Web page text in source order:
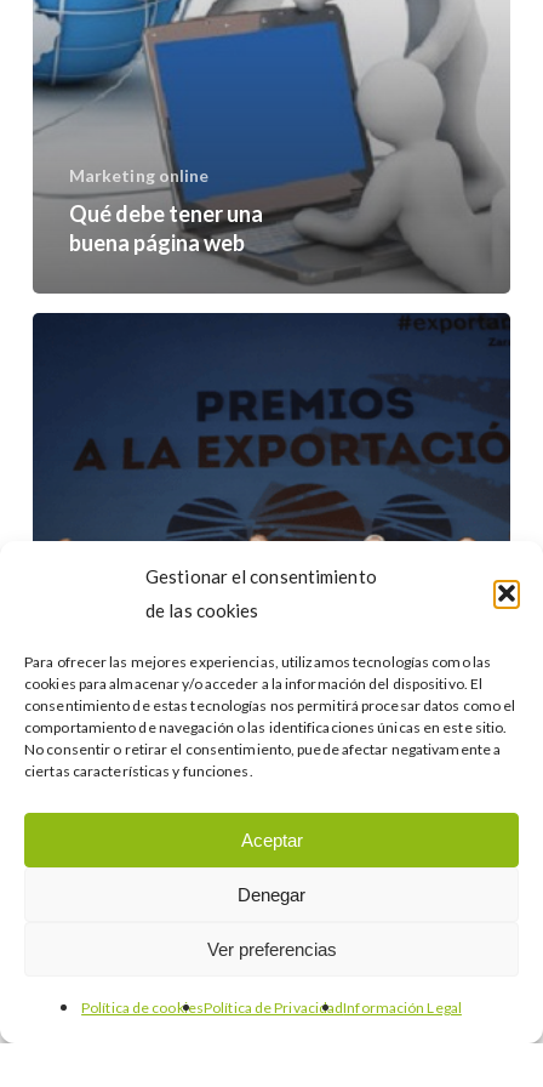
Gestionar el consentimiento
de las cookies
Para ofrecer las mejores experiencias, utilizamos tecnologías como las
cookies para almacenar y/o acceder a la información del dispositivo. El
consentimiento de estas tecnologías nos permitirá procesar datos como el
comportamiento de navegación o las identificaciones únicas en este sitio.
No consentir o retirar el consentimiento, puede afectar negativamente a
ciertas características y funciones.
Aceptar
Denegar
Ver preferencias
Política de cookiesPolítica de PrivacidadInformación Legal
Marketing online
Qué debe tener una
buena página web
2013
Eventos Internacionalización Noticias
Premios a la Exportación 2013